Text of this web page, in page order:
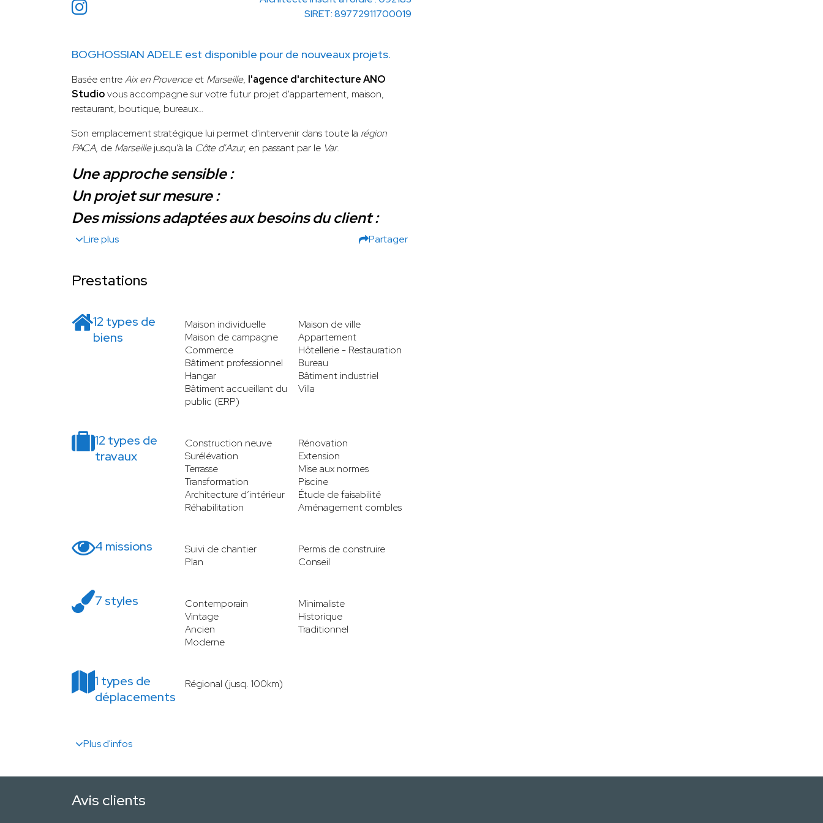
SIRET: 89772911700019
BOGHOSSIAN ADELE est disponible pour de nouveaux projets.
Basée entreAix en Provenceet Marseille, l'agence d'architecture ANO
Studiovous accompagne sur votre futur projet d'appartement, maison,
restaurant, boutique, bureaux…
Son emplacement stratégique lui permet d'intervenir dans toute la région
PACA, de Marseillejusqu'à la Côte d'Azur, en passant par le Var.
Une approche sensible :
Un projet sur mesure :
Des missions adaptées aux besoins du client :
Lire plus Partager
Prestations
12 types de
biens
Maison individuelle
Maison de ville
Maison de campagne
Appartement
Commerce
Hôtellerie - Restauration
Bâtiment professionnel
Bureau
Hangar
Bâtiment industriel
Bâtiment accueillant du
public (ERP)
Villa
12 types de
travaux
Construction neuve
Rénovation
Surélévation
Extension
Terrasse
Mise aux normes
Transformation
Piscine
Architecture d’intérieur
Étude de faisabilité
Réhabilitation
Aménagement combles
4 missions Suivi de chantier
Permis de construire
Plan
Conseil
7 styles Contemporain
Minimaliste
Vintage
Historique
Ancien
Traditionnel
Moderne
1 types de
déplacements
Régional (jusq. 100km)
Plus d'infos
Avis clients